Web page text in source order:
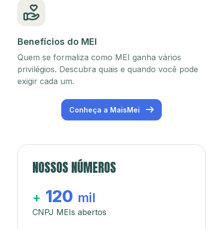
Benefícios do MEI
Quem se formaliza como MEI ganha vários
privilégios. Descubra quais e quando você pode
exigir cada um.
Conheça a MaisMei
NOSSOS NÚMEROS
+ 120 mil
CNPJ MEIs abertos